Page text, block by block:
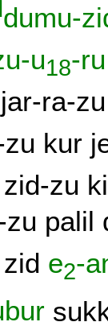
dumu-
u18-ru
jar-ra-zu
kur
zid-zu
zu palil
zid e2-